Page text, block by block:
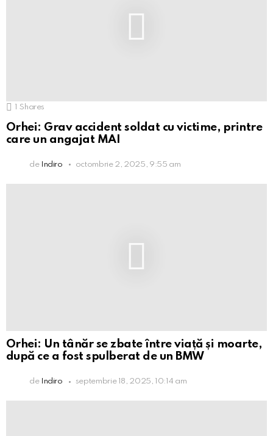
1 Shares
Orhei: Grav accident soldat cu victime, printre
care un angajat MAI
de Indiro octombrie 2, 2025, 9:55 am
Orhei: Un tânăr se zbate între viață și moarte,
după ce a fost spulberat de un BMW
de Indiro septembrie 18, 2025, 10:14 am